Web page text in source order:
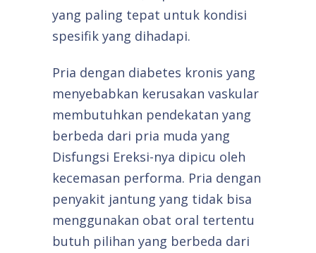
yang paling tepat untuk kondisi
spesifik yang dihadapi.
Pria dengan diabetes kronis yang
menyebabkan kerusakan vaskular
membutuhkan pendekatan yang
berbeda dari pria muda yang
Disfungsi Ereksi-nya dipicu oleh
kecemasan performa. Pria dengan
penyakit jantung yang tidak bisa
menggunakan obat oral tertentu
butuh pilihan yang berbeda dari